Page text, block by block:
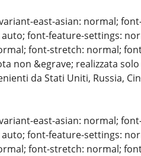
east-asian: normal;
font-feature-settings:
font-stretch: normal;
non &egrave; realizzata
da Stati Uniti, Russia,
east-asian: normal;
font-feature-settings:
font-stretch: normal;